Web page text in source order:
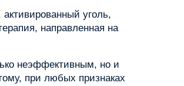
уголь,
направленная на
неэффективным, но и
при любых признаках